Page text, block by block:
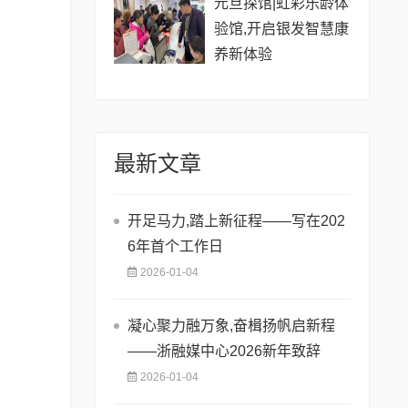
元旦探馆|虹彩乐龄体
验馆,开启银发智慧康
养新体验
最新文章
开足马力,踏上新征程——写在202
6年首个工作日
2026-01-04
凝心聚力融万象,奋楫扬帆启新程
——浙融媒中心2026新年致辞
2026-01-04